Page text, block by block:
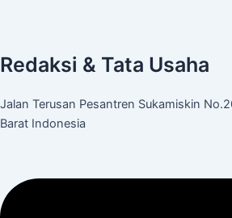
Redaksi & Tata Usaha
Jalan Terusan Pesantren Sukamiskin
Barat Indonesia